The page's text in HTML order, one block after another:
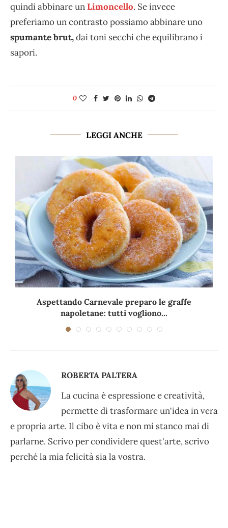
quindi abbinare unLimoncello. Se invece
preferiamo un contrasto possiamo abbinare uno
spumante brut,dai toni secchi che equilibrano i
sapori.
0
LEGGI ANCHE
Aspettando Carnevale preparo le graffe
napoletane: tutti vogliono...
ROBERTA PALTERA
La cucina è espressione e creatività,
permette di trasformare un'idea in vera
e propria arte. Il cibo è vita e non mi stanco mai di
parlarne. Scrivo per condividere quest'arte, scrivo
perché la mia felicità sia la vostra.